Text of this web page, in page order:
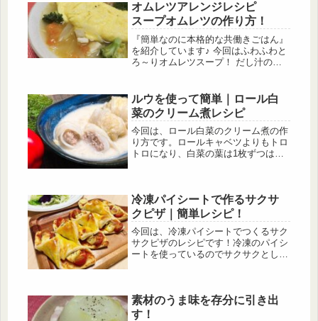
れるようにしています。ナンプラーの
酸味と塩味はレモン汁としょうゆ、オ
イスターソースで代用しています。
オムレツアレンジレシピ
スープオムレツの作り方！
『簡単なのに本格的な共働きごはん』
を紹介しています♪ 今回はふわふわと
ろ～りオムレツスープ！ だし汁の中
を考えてみました！ 【このレシピを
おススメする方】 ●野菜を沢山摂りた
い方 ●卵料理のレパートリーを増やし
たい方におススメです
ルウを使って簡単｜ロール白
菜のクリーム煮レシピ
今回は、ロール白菜のクリーム煮の作
り方です。ロールキャベツよりもトロ
トロになり、白菜の葉は1枚ずつはが
がります。ぜひ白菜料理のレパートリ
ーを広げてみて下さい！
冷凍パイシートで作るサクサ
クピザ｜簡単レシピ！
今回は、冷凍パイシートでつくるサク
サクピザのレシピです！冷凍のパイシ
ートを使っているのでサクサクとした
ーンやサラミなどお好きな具材ものせ
て、ぜひ作ってみて下さい♪
素材のうま味を存分に引き出
す！